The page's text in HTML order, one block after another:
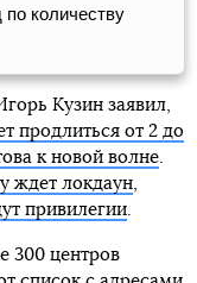
количеству
Кузин заявил,
продлиться от 2 до
к новой волне.
ждет локдаун,
привилегии.
300 центров